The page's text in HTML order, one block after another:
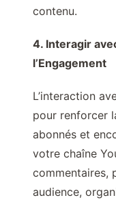
contenu.
4. Interagir
l’Engagement
L’interaction
pour renforcer
abonnés et
votre chaîne
commentaires,
audience,